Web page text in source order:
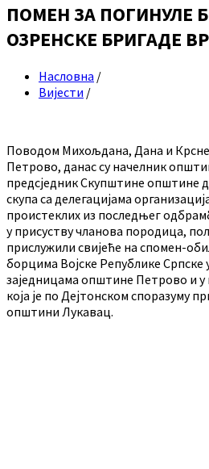
ПОМЕН ЗА ПОГИНУЛЕ
ОЗРЕНСКЕ БРИГАДЕ
Насловна /
Вијести /
Поводом Михољдана, Дана и
Петрово, данас су начелник
предсједник Скупштине општине
скупа са делегацијама
проистеклих из последњег
у присуству чланова породица,
прислужили свијеће на спомен-
борцима Војске Републике Српске
заједницама општине Петрово и у
која је по Дејтонском споразуму
општини Лукавац.